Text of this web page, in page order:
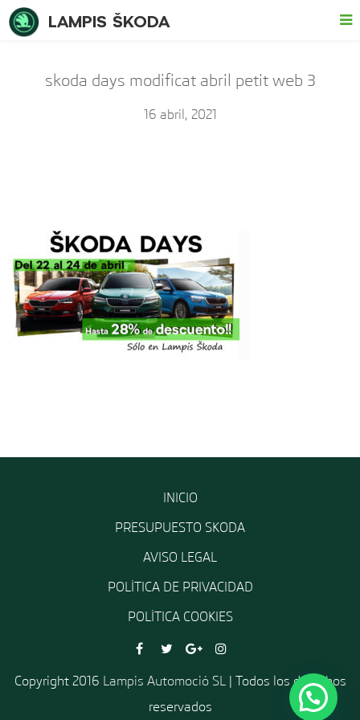
skoda days modificat abril petit web 3
16 abril, 2021
INICIO
PRESUPUESTO SKODA
AVISO LEGAL
POLÍTICA DE PRIVACIDAD
POLÍTICA COOKIES
Copyright 2016 Lampis Automoció SL| Todos los derechos
reservados
LAMPIS ŠKODA